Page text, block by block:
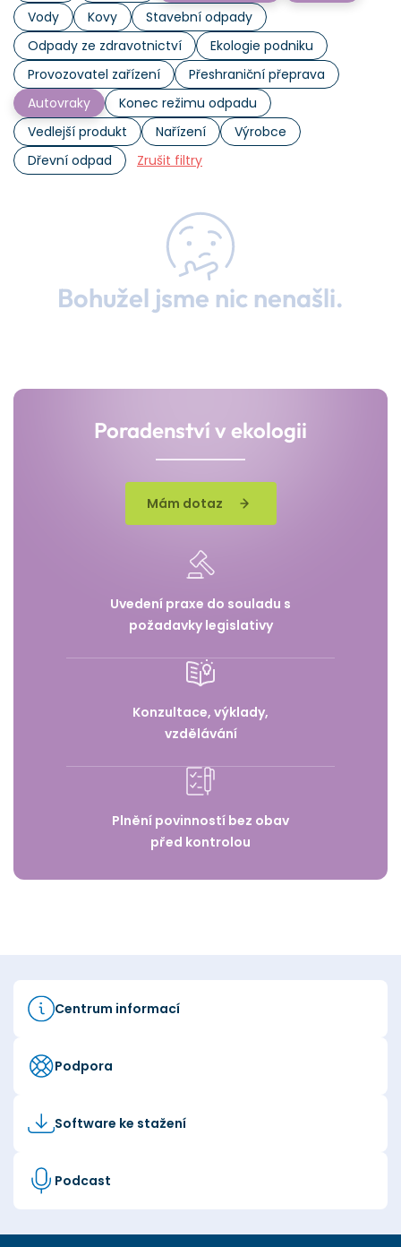
Vody
Kovy
Stavební odpady
Odpady ze zdravotnictví
Ekologie podniku
Provozovatel zařízení
Přeshraniční přeprava
Autovraky
Konec režimu odpadu
Vedlejší produkt
Nařízení
Výrobce
Dřevní odpad
Zrušit filtry
Bohužel jsme nic nenašli.
Poradenství v ekologii
Mám dotaz
Uvedení praxe do souladu s
požadavky legislativy
Konzultace, výklady,
vzdělávání
Plnění povinností bez obav
před kontrolou
Centrum informací
Podpora
Software ke stažení
Podcast